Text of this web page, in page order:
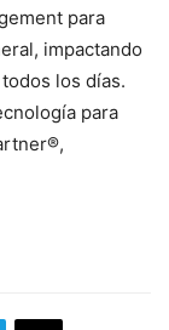
para
impactando
los días.
para